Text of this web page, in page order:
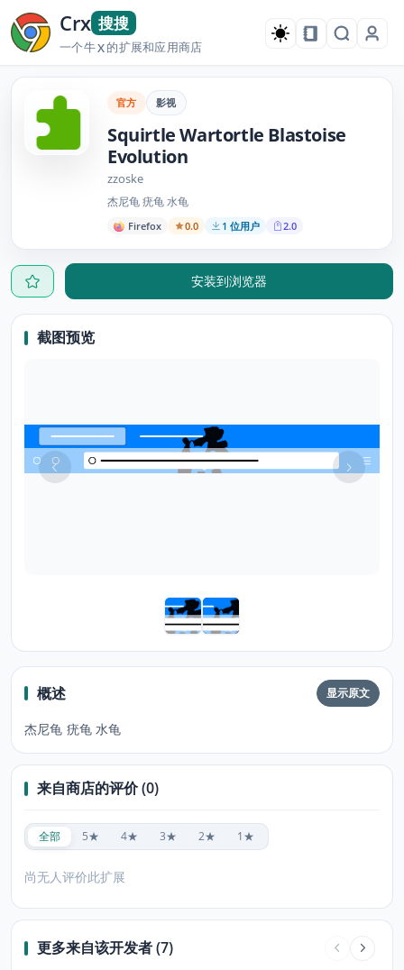
Crx 搜搜
一个牛X的扩展和应用商店
官方 影视
Squirtle Wartortle Blastoise
Evolution
zzoske
杰尼龟 疣龟 水龟
Firefox 0.0 1 位用户 2.0
安装到浏览器
截图预览
概述 显示原文
杰尼龟 疣龟 水龟
来自商店的评价 (0)
全部 5★ 4★ 3★ 2★ 1★
尚无人评价此扩展
更多来自该开发者 (7)